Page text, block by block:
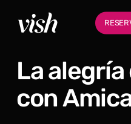
principal
La
con